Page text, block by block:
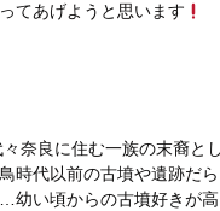
てあげようと思います
奈良に住む一族の末裔と
時代以前の古墳や遺跡だ
幼い頃からの古墳好きが